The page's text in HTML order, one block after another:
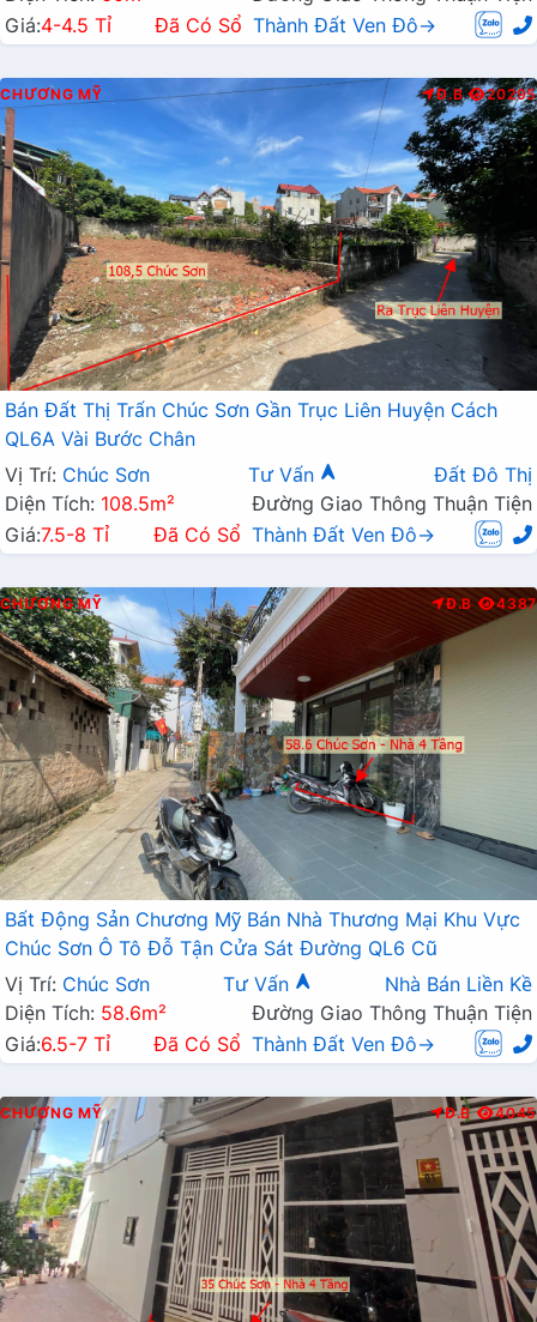
Giá:4-4.5 Tỉ Đã Có Sổ Thành Đất Ven Đô→
CHƯƠNG MỸ Đ.B 20295
Bán Đất Thị Trấn Chúc Sơn Gần Trục Liên Huyện Cách
QL6A Vài Bước Chân
Vị Trí: Chúc Sơn Tư Vấn
Đất Đô Thị
Diện Tích: 108.5m²
Đường Giao Thông Thuận Tiện
Giá:7.5-8 Tỉ Đã Có Sổ Thành Đất Ven Đô→
CHƯƠNG MỸ Đ.B 4387
Bất Động Sản Chương Mỹ Bán Nhà Thương Mại Khu Vực
Chúc Sơn Ô Tô Đỗ Tận Cửa Sát Đường QL6 Cũ
Vị Trí: Chúc Sơn Tư Vấn
Nhà Bán Liền Kề
Diện Tích: 58.6m²
Đường Giao Thông Thuận Tiện
Giá:6.5-7 Tỉ Đã Có Sổ Thành Đất Ven Đô→
CHƯƠNG MỸ Đ.B 4045